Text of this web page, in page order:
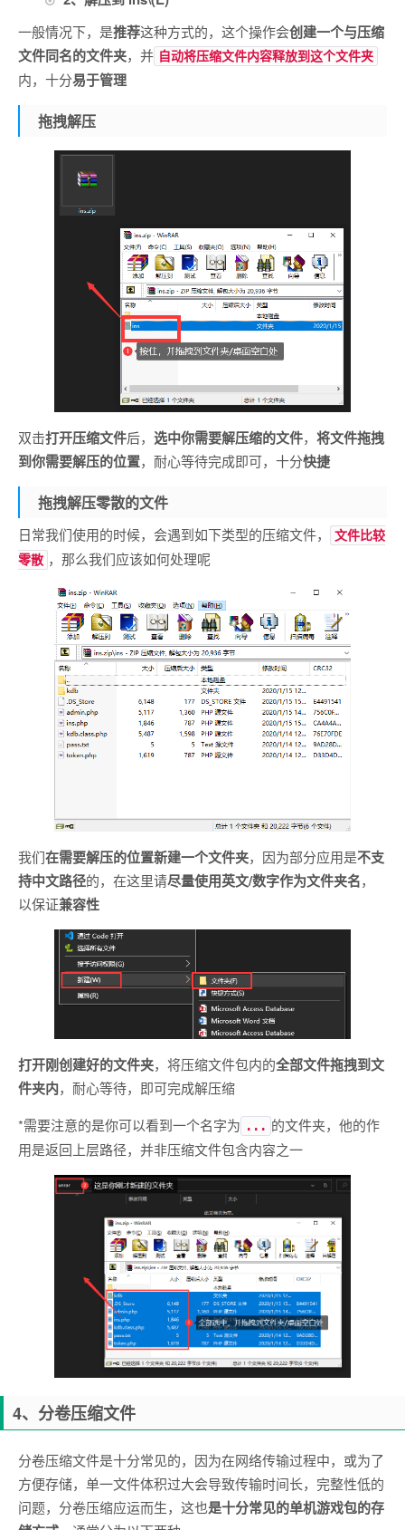
一般情况下，是推荐这种方式的，这个操作会创建一个与压缩
文件同名的文件夹，并 自动将压缩文件内容释放到这个文件夹
内，十分易于管理
拖拽解压
双击打开压缩文件后， 选中你需要解压缩的文件， 将文件拖拽
到你需要解压的位置，耐心等待完成即可，十分快捷
拖拽解压零散的文件
日常我们使用的时候，会遇到如下类型的压缩文件，
文件比较
零散 ，那么我们应该如何处理呢
我们在需要解压的位置新建一个文件夹，因为部分应用是不支
持中文路径的，在这里请尽量使用英文/数字作为文件夹名，
以保证兼容性
打开刚创建好的文件夹，将压缩文件包内的全部文件拖拽到文
件夹内，耐心等待，即可完成解压缩
*需要注意的是你可以看到一个名字为 ... 的文件夹，他的作
用是返回上层路径，并非压缩文件包含内容之一
4、分卷压缩文件
分卷压缩文件是十分常见的，因为在网络传输过程中，或为了
方便存储，单一文件体积过大会导致传输时间长，完整性低的
问题，分卷压缩应运而生，这也是十分常见的单机游戏包的存